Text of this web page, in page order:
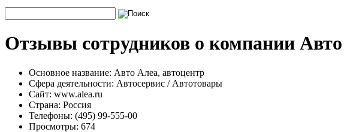
Отзывы сотрудников о компании
Основное название: Авто Алеа, автоцентр
Сфера деятельности: Автосервис / Автотовары
Сайт: www.alea.ru
Страна: Россия
Телефоны: (495) 99-555-00
Просмотры: 674